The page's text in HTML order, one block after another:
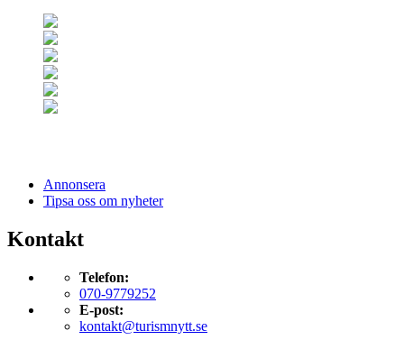
Annonsera
Tipsa oss om nyheter
Kontakt
Telefon:
070-9779252
E-post:
kontakt@turismnytt.se